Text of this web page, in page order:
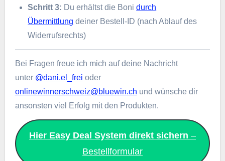
Schritt 3: Du erhältst die Bonidurch
Übermittlung deiner Bestell-ID (nach Ablauf des
Widerrufsrechts)
Bei Fragen freue ich mich auf deine Nachricht
unter @dani.el_frei oder
onlinewinnerschweiz@bluewin.ch und wünsche dir
ansonsten viel Erfolg mit den Produkten.
Hier Easy Deal System direkt sichern –
Bestellformular